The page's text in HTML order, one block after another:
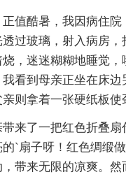
酷暑，我因病住院
过玻璃，射入病房
，迷迷糊糊地睡觉，
看到母亲正坐在床边
则拿着一张硬纸板使
了一把红色折叠扇
`扇子呀！红色绸缎
带来无限的凉爽。